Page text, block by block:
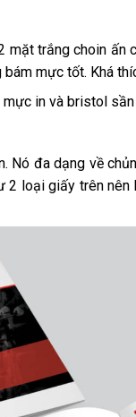
trắng choin
bám mực tốt. Khá
in và bristol sần
đa dạng về
2 loại giấy trên